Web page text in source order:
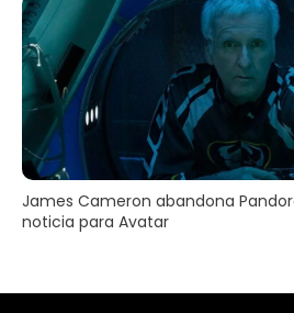
James Cameron abandona
noticia para Avatar